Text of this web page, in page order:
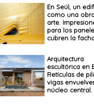
En Seúl, un
como una
arte.
para los
cubren la
Arquitectura
escultórica en
Retículas de
vigas
núcleo central.